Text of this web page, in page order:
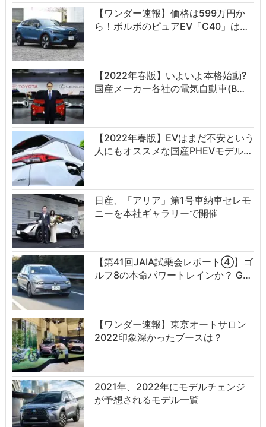
【ワンダー速報】価格は599万円か
ら！ボルボのピュアEV「C40」は…
【2022年春版】いよいよ本格始動?
国産メーカー各社の電気自動車(B…
【2022年春版】EVはまだ不安という
人にもオススメな国産PHEVモデル…
日産、「アリア」第1号車納車セレモ
ニーを本社ギャラリーで開催
【第41回JAIA試乗会レポート④】ゴ
ルフ8の本命パワートレインか？ G…
【ワンダー速報】東京オートサロン
2022印象深かったブースは？
2021年、2022年にモデルチェンジ
が予想されるモデル一覧